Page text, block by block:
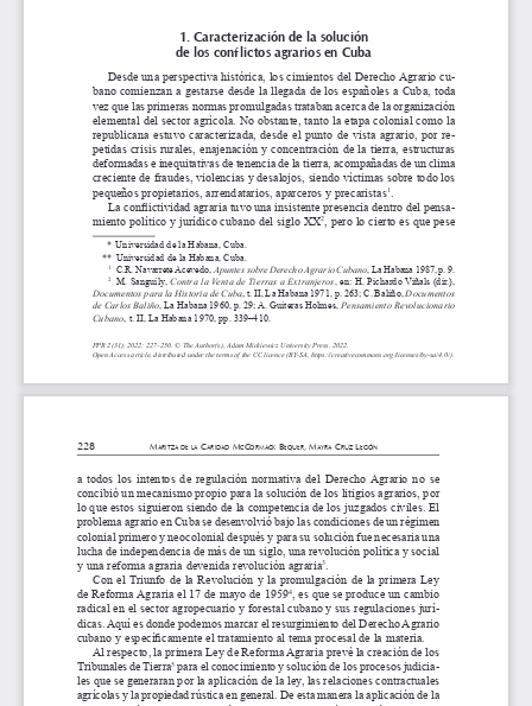
PPR 2(31), 2022: 227–250. © The Author(s), Adam Mickiewicz University Press, 2022.
Open Access article, distributed under the terms of the CC licence (BY-SA, https://creativecommons.org/licenses/by-sa/4.0/).
1. Caracterización de la solución
de los conflictos agrarios en Cuba
Desde una perspectiva histórica, los cimientos del Derecho Agrario cu-
bano comienzan a gestarse desde la llegada de los españoles a Cuba, toda
vez que las primeras normas promulgadas trataban acerca de la organización
elemental del sector agrícola. No obstante, tanto la etapa colonial como la
republicana  estuvo  caracterizada,  desde  el  punto  de  vista  agrario,  por  re-
petidas crisis rurales, enajenación y concentración de la tierra, estructuras
deformadas e inequitativas de tenencia de la tierra, acompañadas de un clima
creciente de fraudes, violencias y desalojos, siendo víctimas sobre todo los
pequeños propietarios, arrendatarios, aparceros y precaristas 1
La conflictividad agraria tuvo una insistente presencia dentro del pensa-
miento político y jurídico cubano del siglo XX2 , pero lo cierto es que pese
* Universidad de la Habana, Cuba.
** Universidad de la Habana, Cuba.
1
  C.R. Navarrete Acevedo,
Apuntes sobre Derecho Agrario Cubano , La Habana 1987, p. 9.
2
  M. Sanguily,
Contra la Venta de Tierras a Extranjeros, en: H. Pichardo Viñals (dir.),
Documentos para la Historia de Cuba , t. II, La Habana 1971, p. 263; C. Baliño, Documentos
de Carlos Baliño , La Habana 1960, p. 29; A. Guiteras Holmes, Pensamiento Revolucionario
Cubano , t. II, La Habana 1970, pp. 339–410.
228 M aritza de la Caridad MCCorMaCk Bequer, M ayra Cruz l egón
a  todos  los  intentos  de  regulación  normativa  del  Derecho  Agrario  no  se
concibió un mecanismo propio para la solución de los litigios agrarios, por
lo que estos siguieron siendo de la competencia de los juzgados civiles. El
problema agrario en Cuba se desenvolvió bajo las condiciones de un régimen
colonial primero y neocolonial después y para su solución fue necesaria una
lucha de independencia de más de un siglo, una revolución política y social
y una reforma agraria devenida revolución agraria3
Con el Triunfo de la Revolución y la promulgación de la primera Ley
de Reforma Agraria el 17 de mayo de 19594, es que se produce un cambio
radical en el sector agropecuario y forestal cubano y sus regulaciones jurí-
dicas. Aquí es donde podemos marcar el resurgimiento del Derecho Agrario
cubano y específicamente el tratamiento al tema procesal de la materia.
Al respecto, la primera Ley de Reforma Agraria prevé la creación de los
Tribunales de Tierra5 para el conocimiento y solución de los procesos judicia-
les que se generaran por la aplicación de la ley, las relaciones contractuales
agrícolas y la propiedad rústica en general. De esta manera la aplicación de la